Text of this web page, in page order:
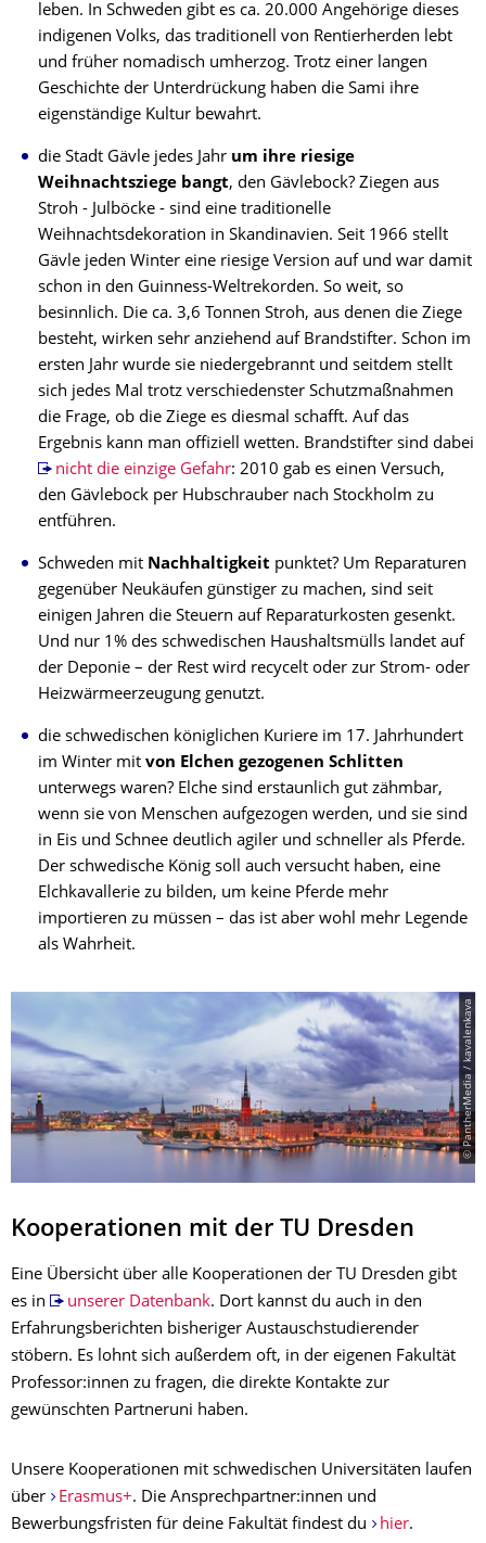
leben. In Schweden gibt es ca. 20.000 Angehörige dieses
indigenen Volks, das traditionell von Rentierherden lebt
und früher nomadisch umherzog. Trotz einer langen
Geschichte der Unterdrückung haben die Sami ihre
eigenständige Kultur bewahrt.
die Stadt Gävle jedes Jahr um ihre riesige
Weihnachtsziege bangt, den Gävlebock? Ziegen aus
Stroh - Julböcke - sind eine traditionelle
Weihnachtsdekoration in Skandinavien. Seit 1966 stellt
Gävle jeden Winter eine riesige Version auf und war damit
schon in den Guinness-Weltrekorden. So weit, so
besinnlich. Die ca. 3,6 Tonnen Stroh, aus denen die Ziege
besteht, wirken sehr anziehend auf Brandstifter. Schon im
ersten Jahr wurde sie niedergebrannt und seitdem stellt
sich jedes Mal trotz verschiedenster Schutzmaßnahmen
die Frage, ob die Ziege es diesmal schafft. Auf das
Ergebnis kann man offiziell wetten. Brandstifter sind dabei
nicht die einzige Gefahr: 2010 gab es einen Versuch,
den Gävlebock per Hubschrauber nach Stockholm zu
entführen.
Schweden mit Nachhaltigkeit punktet? Um Reparaturen
gegenüber Neukäufen günstiger zu machen, sind seit
einigen Jahren die Steuern auf Reparaturkosten gesenkt.
Und nur 1% des schwedischen Haushaltsmülls landet auf
der Deponie – der Rest wird recycelt oder zur Strom- oder
Heizwärmeerzeugung genutzt.
die schwedischen königlichen Kuriere im 17. Jahrhundert
im Winter mit von Elchen gezogenen Schlitten
unterwegs waren? Elche sind erstaunlich gut zähmbar,
wenn sie von Menschen aufgezogen werden, und sie sind
in Eis und Schnee deutlich agiler und schneller als Pferde.
Der schwedische König soll auch versucht haben, eine
Elchkavallerie zu bilden, um keine Pferde mehr
importieren zu müssen – das ist aber wohl mehr Legende
als Wahrheit.
© PantherMedia / kavalenkava
Kooperationen mit der TU Dresden
Eine Übersicht über alle Kooperationen der TU Dresden gibt
es in
unserer Datenbank. Dort kannst du auch in den
Erfahrungsberichten bisheriger Austauschstudierender
stöbern. Es lohnt sich außerdem oft, in der eigenen Fakultät
Professor:innen zu fragen, die direkte Kontakte zur
gewünschten Partneruni haben.
Unsere Kooperationen mit schwedischen Universitäten laufen
über
Erasmus+. Die Ansprechpartner:innen und
Bewerbungsfristen für deine Fakultät findest du
hier.